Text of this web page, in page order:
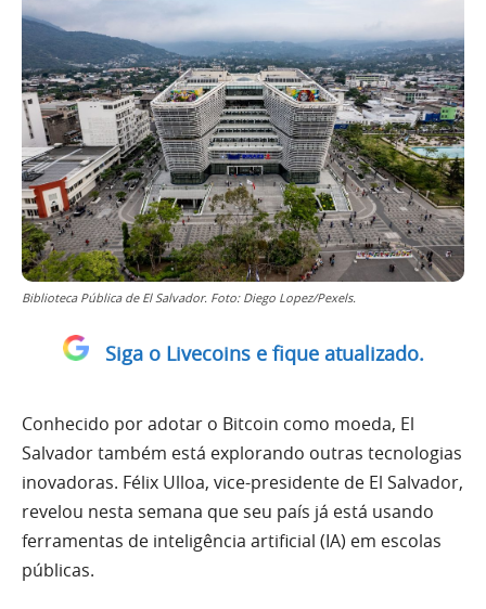
Biblioteca Pública de El Salvador. Foto: Diego Lopez/Pexels.
Siga o Livecoins e fique atualizado.
Conhecido por adotar o Bitcoin como moeda, El
Salvador também está explorando outras tecnologias
inovadoras. Félix Ulloa, vice-presidente de El Salvador,
revelou nesta semana que seu país já está usando
ferramentas de inteligência artificial (IA) em escolas
públicas.